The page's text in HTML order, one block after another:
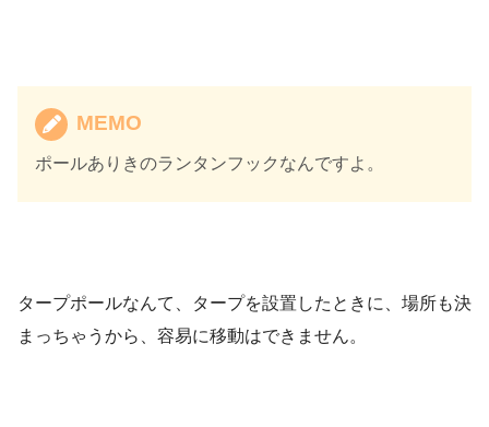
MEMO
ポールありきのランタンフックなんですよ。
タープポールなんて、タープを設置したときに、場所も決
まっちゃうから、容易に移動はできません。